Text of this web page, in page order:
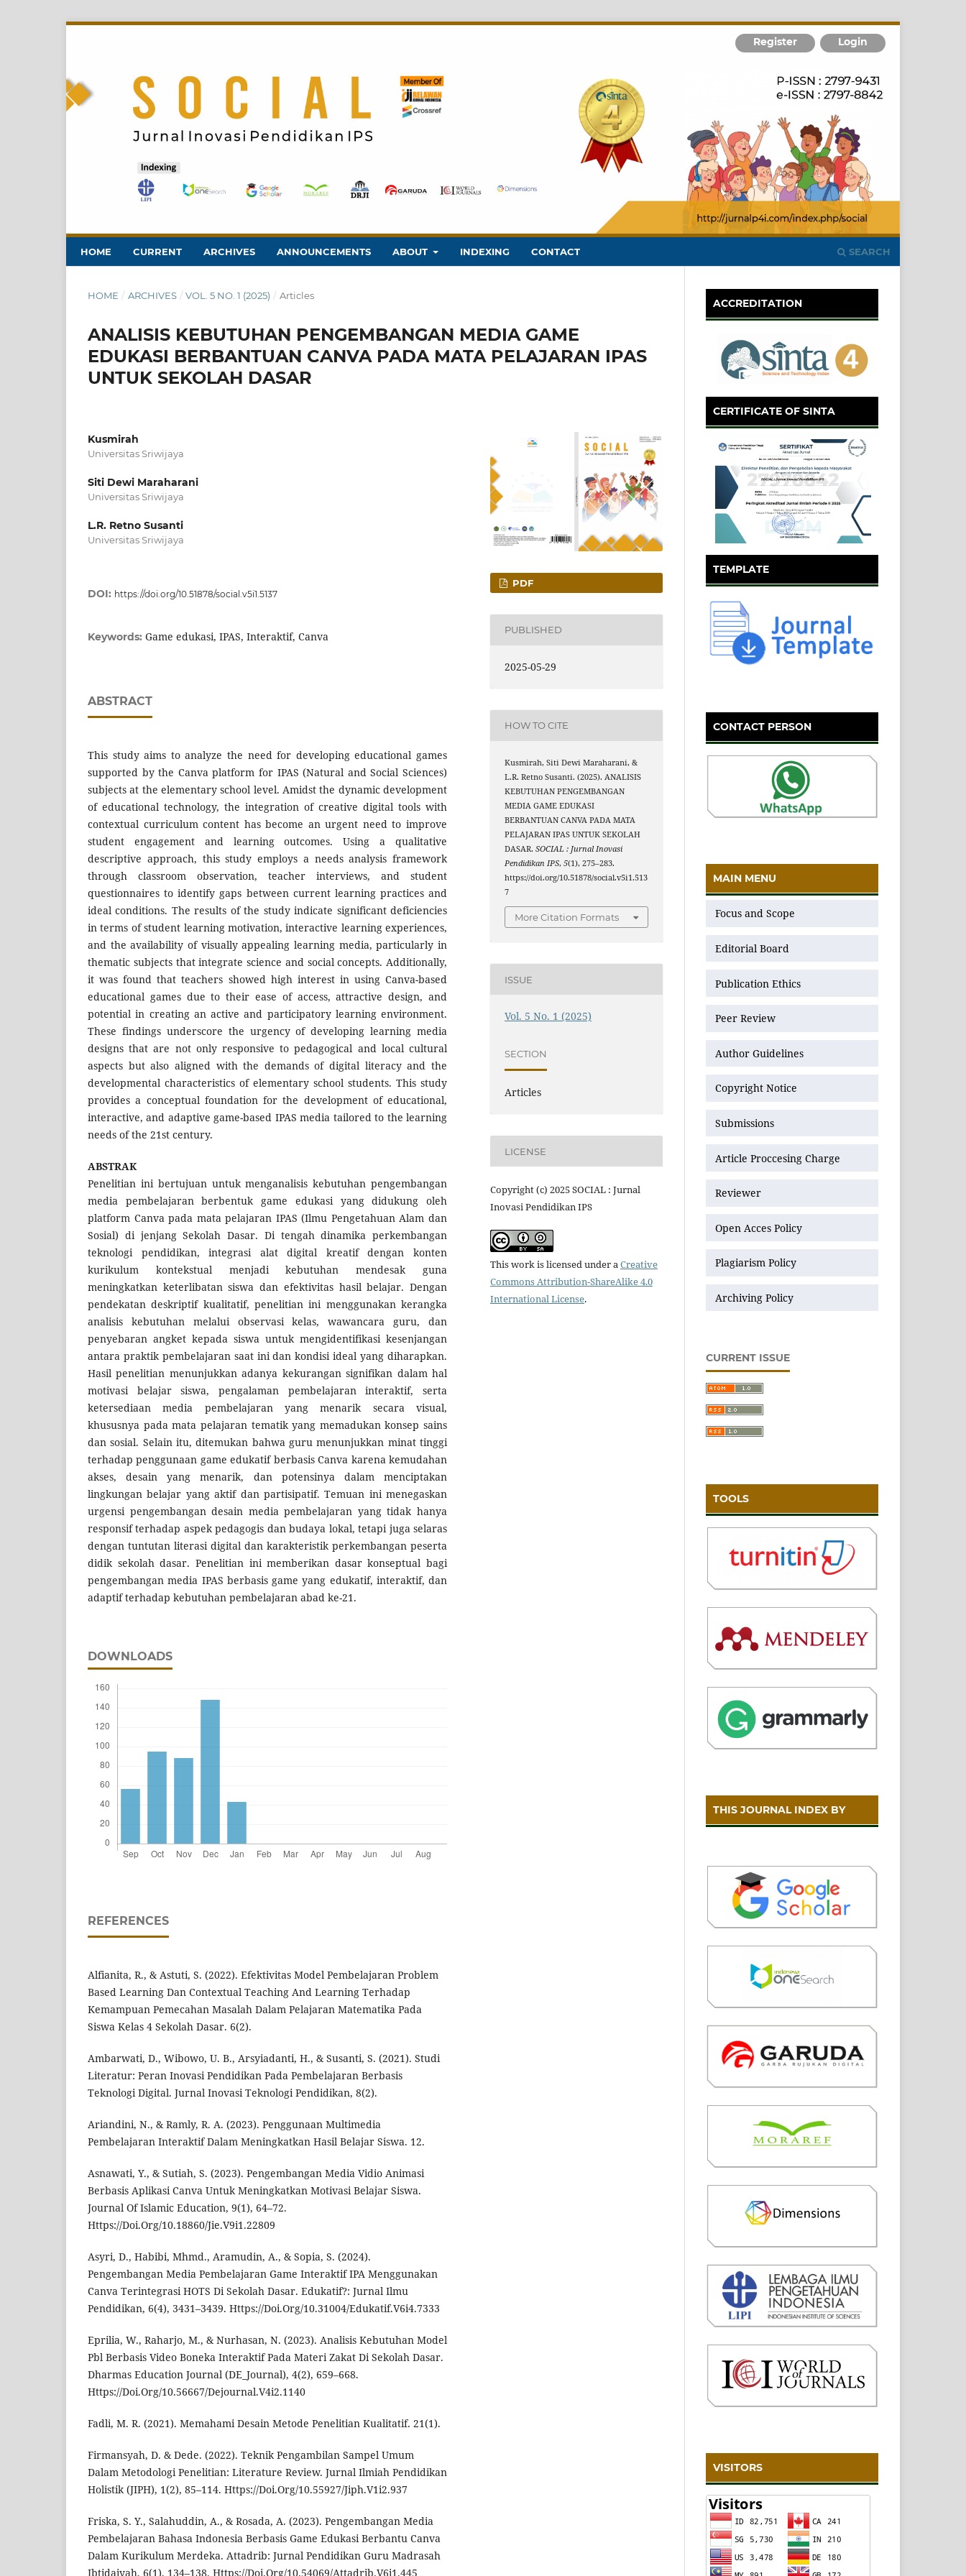
HOME CURRENT ARCHIVES ANNOUNCEMENTS ABOUT INDEXING CONTACT SEARCH
Register Login
HOME / ARCHIVES / VOL. 5 NO. 1 (2025) / Articles
ANALISIS KEBUTUHAN PENGEMBANGAN MEDIA GAME
EDUKASI BERBANTUAN CANVA PADA MATA PELAJARAN IPAS
UNTUK SEKOLAH DASAR
Kusmirah
Universitas Sriwijaya
Siti Dewi Maraharani
Universitas Sriwijaya
L.R. Retno Susanti
Universitas Sriwijaya
DOI: https://doi.org/10.51878/social.v5i1.5137
Keywords: Game edukasi, IPAS, Interaktif, Canva
ABSTRACT
This study aims to analyze the need for developing educational games
supported by the Canva platform for IPAS (Natural and Social Sciences)
subjects at the elementary school level. Amidst the dynamic development
of educational technology, the integration of creative digital tools with
contextual curriculum content has become an urgent need to improve
student engagement and learning outcomes. Using a qualitative
descriptive approach, this study employs a needs analysis framework
through classroom observation, teacher interviews, and student
questionnaires to identify gaps between current learning practices and
ideal conditions. The results of the study indicate significant deficiencies
in terms of student learning motivation, interactive learning experiences,
and the availability of visually appealing learning media, particularly in
thematic subjects that integrate science and social concepts. Additionally,
it was found that teachers showed high interest in using Canva-based
educational games due to their ease of access, attractive design, and
potential in creating an active and participatory learning environment.
These findings underscore the urgency of developing learning media
designs that are not only responsive to pedagogical and local cultural
aspects but also aligned with the demands of digital literacy and the
developmental characteristics of elementary school students. This study
provides a conceptual foundation for the development of educational,
interactive, and adaptive game-based IPAS media tailored to the learning
needs of the 21st century.
ABSTRAK
Penelitian ini bertujuan untuk menganalisis kebutuhan pengembangan
media pembelajaran berbentuk game edukasi yang didukung oleh
platform Canva pada mata pelajaran IPAS (Ilmu Pengetahuan Alam dan
Sosial) di jenjang Sekolah Dasar. Di tengah dinamika perkembangan
teknologi pendidikan, integrasi alat digital kreatif dengan konten
kurikulum kontekstual menjadi kebutuhan mendesak guna
meningkatkan keterlibatan siswa dan efektivitas hasil belajar. Dengan
pendekatan deskriptif kualitatif, penelitian ini menggunakan kerangka
analisis kebutuhan melalui observasi kelas, wawancara guru, dan
penyebaran angket kepada siswa untuk mengidentifikasi kesenjangan
antara praktik pembelajaran saat ini dan kondisi ideal yang diharapkan.
Hasil penelitian menunjukkan adanya kekurangan signifikan dalam hal
motivasi belajar siswa, pengalaman pembelajaran interaktif, serta
ketersediaan media pembelajaran yang menarik secara visual,
khususnya pada mata pelajaran tematik yang memadukan konsep sains
dan sosial. Selain itu, ditemukan bahwa guru menunjukkan minat tinggi
terhadap penggunaan game edukatif berbasis Canva karena kemudahan
akses, desain yang menarik, dan potensinya dalam menciptakan
lingkungan belajar yang aktif dan partisipatif. Temuan ini menegaskan
urgensi pengembangan desain media pembelajaran yang tidak hanya
responsif terhadap aspek pedagogis dan budaya lokal, tetapi juga selaras
dengan tuntutan literasi digital dan karakteristik perkembangan peserta
didik sekolah dasar. Penelitian ini memberikan dasar konseptual bagi
pengembangan media IPAS berbasis game yang edukatif, interaktif, dan
adaptif terhadap kebutuhan pembelajaran abad ke-21.
DOWNLOADS
REFERENCES
Alfianita, R., & Astuti, S. (2022). Efektivitas Model Pembelajaran Problem
Based Learning Dan Contextual Teaching And Learning Terhadap
Kemampuan Pemecahan Masalah Dalam Pelajaran Matematika Pada
Siswa Kelas 4 Sekolah Dasar. 6(2).
Ambarwati, D., Wibowo, U. B., Arsyiadanti, H., & Susanti, S. (2021). Studi
Literatur: Peran Inovasi Pendidikan Pada Pembelajaran Berbasis
Teknologi Digital. Jurnal Inovasi Teknologi Pendidikan, 8(2).
Ariandini, N., & Ramly, R. A. (2023). Penggunaan Multimedia
Pembelajaran Interaktif Dalam Meningkatkan Hasil Belajar Siswa. 12.
Asnawati, Y., & Sutiah, S. (2023). Pengembangan Media Vidio Animasi
Berbasis Aplikasi Canva Untuk Meningkatkan Motivasi Belajar Siswa.
Journal Of Islamic Education, 9(1), 64–72.
Https://Doi.Org/10.18860/Jie.V9i1.22809
Asyri, D., Habibi, Mhmd., Aramudin, A., & Sopia, S. (2024).
Pengembangan Media Pembelajaran Game Interaktif IPA Menggunakan
Canva Terintegrasi HOTS Di Sekolah Dasar. Edukatif?: Jurnal Ilmu
Pendidikan, 6(4), 3431–3439. Https://Doi.Org/10.31004/Edukatif.V6i4.7333
Eprilia, W., Raharjo, M., & Nurhasan, N. (2023). Analisis Kebutuhan Model
Pbl Berbasis Video Boneka Interaktif Pada Materi Zakat Di Sekolah Dasar.
Dharmas Education Journal (DE_Journal), 4(2), 659–668.
Https://Doi.Org/10.56667/Dejournal.V4i2.1140
Fadli, M. R. (2021). Memahami Desain Metode Penelitian Kualitatif. 21(1).
Firmansyah, D. & Dede. (2022). Teknik Pengambilan Sampel Umum
Dalam Metodologi Penelitian: Literature Review. Jurnal Ilmiah Pendidikan
Holistik (JIPH), 1(2), 85–114. Https://Doi.Org/10.55927/Jiph.V1i2.937
Friska, S. Y., Salahuddin, A., & Rosada, A. (2023). Pengembangan Media
Pembelajaran Bahasa Indonesia Berbasis Game Edukasi Berbantu Canva
Dalam Kurikulum Merdeka. Attadrib: Jurnal Pendidikan Guru Madrasah
Ibtidaiyah, 6(1), 134–138. Https://Doi.Org/10.54069/Attadrib.V6i1.445
PDF
PUBLISHED
2025-05-29
HOW TO CITE
Kusmirah, Siti Dewi Maraharani, &
L.R. Retno Susanti. (2025). ANALISIS
KEBUTUHAN PENGEMBANGAN
MEDIA GAME EDUKASI
BERBANTUAN CANVA PADA MATA
PELAJARAN IPAS UNTUK SEKOLAH
DASAR.SOCIAL : Jurnal Inovasi
Pendidikan IPS,5(1), 275–283.
https://doi.org/10.51878/social.v5i1.513
7
More Citation Formats
ISSUE
Vol. 5 No. 1 (2025)
SECTION
Articles
LICENSE
Copyright (c) 2025 SOCIAL : Jurnal
Inovasi Pendidikan IPS
This work is licensed under aCreative
Commons Attribution-ShareAlike 4.0
International License.
ACCREDITATION
CERTIFICATE OF SINTA
TEMPLATE
CONTACT PERSON
MAIN MENU
Focus and Scope
Editorial Board
Publication Ethics
Peer Review
Author Guidelines
Copyright Notice
Submissions
Article Proccesing Charge
Reviewer
Open Acces Policy
Plagiarism Policy
Archiving Policy
CURRENT ISSUE
TOOLS
THIS JOURNAL INDEX BY
VISITORS